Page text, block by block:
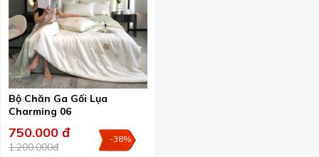
Bộ Chăn Ga Gối Lụa
Charming 06
750.000 đ
1.200.000đ
-38%